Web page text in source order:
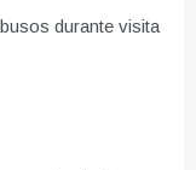
durante visita